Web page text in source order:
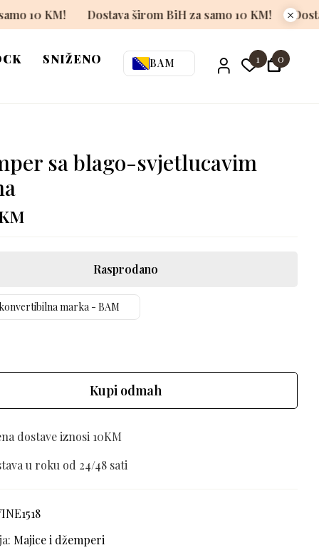
BiH za samo 10 KM! Dostava širom BiH za samo 10
SNIŽENO BAM 1 0
sa blago-svjetlucavim
Rasprodano
marka - BAM
Kupi odmah
dostave iznosi 10KM
u roku od 24/48 sati
Majice i džemperi